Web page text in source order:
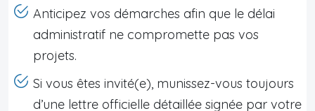
Anticipez vos démarches afin que le délai
administratif ne compromette pas vos
projets.
Si vous êtes invité(e), munissez-vous toujours
d’une lettre officielle détaillée signée par votre